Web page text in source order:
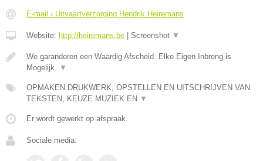
E-mail › Uitvaartverzorging Hendrik Heiremans
Website: http://heiremans.be | Screenshot ▼
We garanderen een Waardig Afscheid. Elke Eigen Inbreng is
Mogelijk.
▼
OPMAKEN DRUKWERK, OPSTELLEN EN UITSCHRIJVEN VAN
TEKSTEN, KEUZE MUZIEK EN ▼
Er wordt gewerkt op afspraak.
Sociale media: